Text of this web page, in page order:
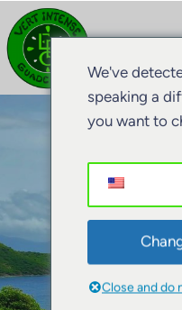
Bob
We've
speaking a
you want to
Close and do